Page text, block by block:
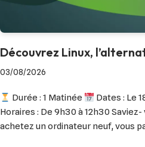
Découvrez Linux,
03/08/2026
Durée : 1 Matinée
Dates : Le
Horaires : De 9h30 à 12h30
achetez un ordinateur neuf, vous